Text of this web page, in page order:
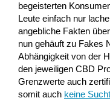
begeisterten
Leute einfach nur
angebliche Fakten
nun gehäuft zu Fakes
Abhängigkeit von der
den jeweiligen CBD
Grenzwerte auch
somit auch keine